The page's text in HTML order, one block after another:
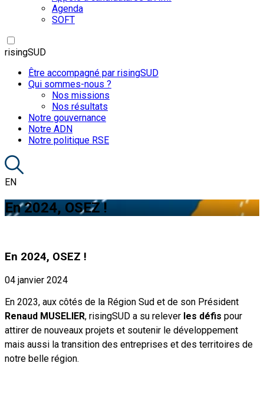
Agenda
SOFT
risingSUD
Être accompagné par risingSUD
Qui sommes-nous ?
Nos missions
Nos résultats
Notre gouvernance
Notre ADN
Notre politique RSE
EN
En 2024, OSEZ !
En 2024, OSEZ !
04 janvier 2024
En 2023, aux côtés de la Région Sud et de son Président
Renaud MUSELIER, risingSUD a su relever les défis pour
attirer de nouveaux projets et soutenir le développement
mais aussi la transition des entreprises et des territoires de
notre belle région.